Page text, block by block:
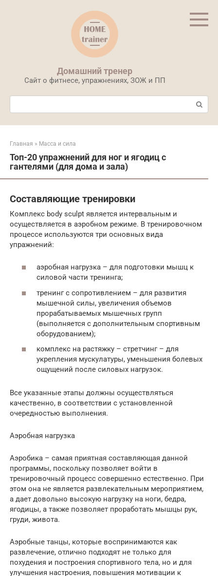
Домашний тренер
Сайт о фитнесе, упражнениях, ЗОЖ и ПП
Поиск:
Главная » Масса и сила
Топ-20 упражнений для ног и ягодиц с
гантелями (для дома и зала)
Составляющие тренировки
Комплекс body sculpt является интервальным и
осуществляется в аэробном режиме. В тренировочном
процессе используются три основных вида
упражнений:
аэробная нагрузка – для подготовки мышц к
силовой части тренинга;
тренинг с сопротивлением – для развития
мышечной силы, увеличения объемов
прорабатываемых мышечных групп
(выполняется с дополнительным спортивным
оборудованием);
комплекс на растяжку – стретчинг – для
укрепления мускулатуры, уменьшения болевых
ощущений после силовых нагрузок.
Все указанные этапы должны осуществляться
качественно, в соответствии с установленной
очередностью выполнения.
Аэробная нагрузка
Аэробика – самая приятная составляющая данной
программы, поскольку позволяет войти в
тренировочный процесс совершенно естественно. При
этом она не является развлекательным мероприятием,
а дает довольно высокую нагрузку на ноги, бедра,
ягодицы, а также позволяет проработать мышцы рук,
груди, живота.
Аэробные танцы, которые воспринимаются как
развлечение, отлично подходят не только для
похудения и построения спортивного тела, но и для
улучшения настроения, повышения мотивации к